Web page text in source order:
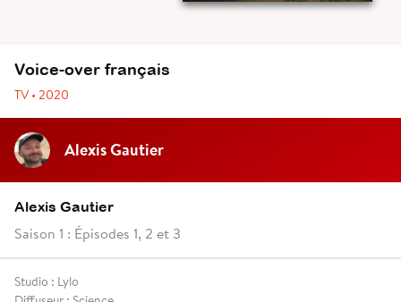
Voice-over français
TV • 2020
Alexis Gautier
Alexis Gautier
Saison 1 : Épisodes 1, 2 et 3
Studio : Lylo